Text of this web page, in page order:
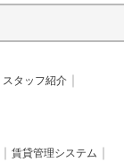
スタッフ紹介
賃貸管理システム